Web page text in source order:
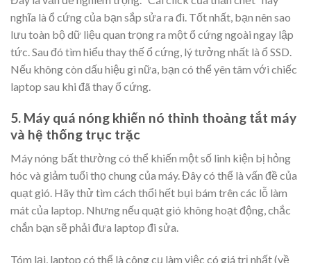
nghĩa là ổ cứng của bạn sắp sửa ra đi. Tốt nhất, bạn nên sao
lưu toàn bộ dữ liệu quan trọng ra một ổ cứng ngoài ngay lập
tức. Sau đó tìm hiểu thay thế ổ cứng, lý tưởng nhất là ổ SSD.
Nếu không còn dấu hiệu gì nữa, bạn có thể yên tâm với chiếc
laptop sau khi đã thay ổ cứng.
5. Máy quá nóng khiến nó thỉnh thoảng tắt máy
và hệ thống trục trặc
Máy nóng bất thường có thể khiến một số linh kiện bị hỏng
hóc và giảm tuổi thọ chung của máy. Đây có thể là vấn đề của
quạt gió. Hãy thử tìm cách thổi hết bụi bám trên các lỗ làm
mát của laptop. Nhưng nếu quạt gió không hoạt động, chắc
chắn bạn sẽ phải đưa laptop đi sửa.
Tóm lại, laptop có thể là công cụ làm việc có giá trị nhất (về